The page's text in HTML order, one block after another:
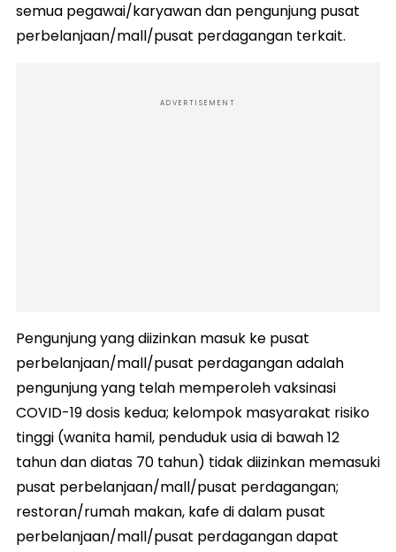
semua pegawai/karyawan dan pengunjung pusat
perbelanjaan/mall/pusat perdagangan terkait.
ADVERTISEMENT
Pengunjung yang diizinkan masuk ke pusat
perbelanjaan/mall/pusat perdagangan adalah
pengunjung yang telah memperoleh vaksinasi
COVID-19 dosis kedua; kelompok masyarakat risiko
tinggi (wanita hamil, penduduk usia di bawah 12
tahun dan diatas 70 tahun) tidak diizinkan memasuki
pusat perbelanjaan/mall/pusat perdagangan;
restoran/rumah makan, kafe di dalam pusat
perbelanjaan/mall/pusat perdagangan dapat